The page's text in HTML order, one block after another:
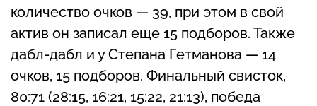
количество очков — 39, при этом в свой
актив он записал еще 15 подборов. Также
дабл-дабл и у Степана Гетманова — 14
очков, 15 подборов. Финальный свисток,
80:71 (28:15, 16:21, 15:22, 21:13), победа